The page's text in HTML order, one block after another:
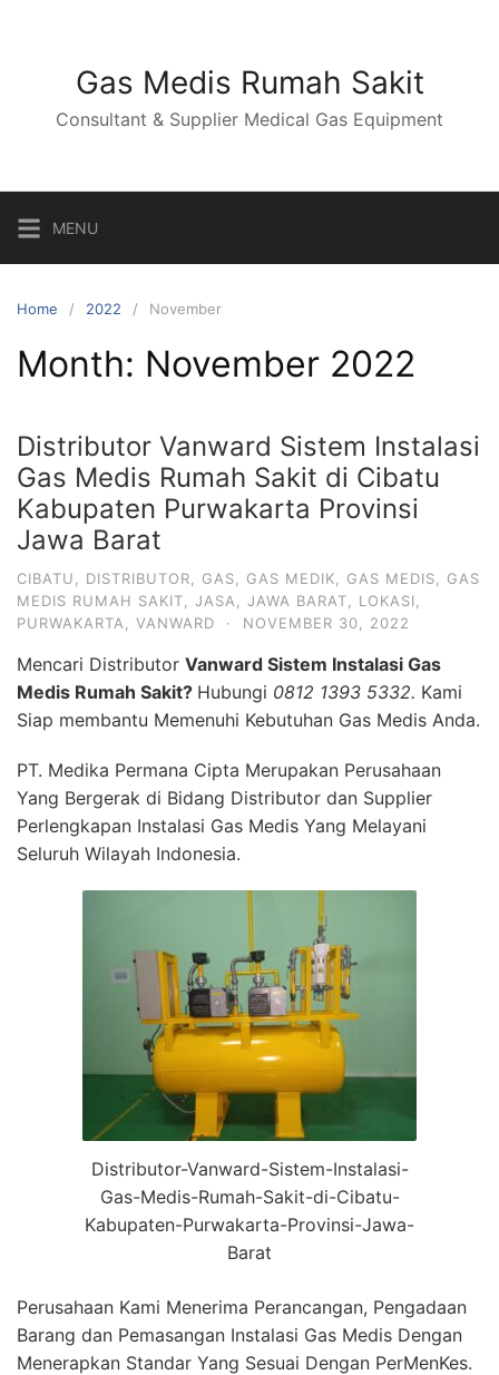
Gas Medis Rumah Sakit
Consultant & Supplier Medical Gas Equipment
MENU
Home 2022 November
Month: November 2022
Distributor Vanward Sistem Instalasi
Gas Medis Rumah Sakit di Cibatu
Kabupaten Purwakarta Provinsi
Jawa Barat
CIBATU DISTRIBUTOR GAS GAS MEDIK GAS MEDIS
GAS
MEDIS RUMAH SAKIT
JASA JAWA BARAT LOKASI
PURWAKARTA
VANWARD · NOVEMBER 30, 2022
Mencari Distributor Vanward Sistem Instalasi Gas
Medis Rumah Sakit? Hubungi 0812 1393 5332. Kami
Siap membantu Memenuhi Kebutuhan Gas Medis Anda.
PT. Medika Permana Cipta Merupakan Perusahaan
Yang Bergerak di Bidang Distributor dan Supplier
Perlengkapan Instalasi Gas Medis Yang Melayani
Seluruh Wilayah Indonesia.
Distributor-Vanward-Sistem-Instalasi-
Gas-Medis-Rumah-Sakit-di-Cibatu-
Kabupaten-Purwakarta-Provinsi-Jawa-
Barat
Perusahaan Kami Menerima Perancangan, Pengadaan
Barang dan Pemasangan Instalasi Gas Medis Dengan
Menerapkan Standar Yang Sesuai Dengan PerMenKes.